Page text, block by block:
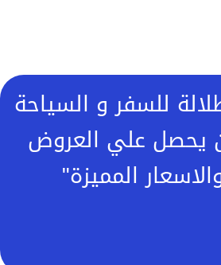
للسفر و السياحة
يحصل علي العروض
المميزة"